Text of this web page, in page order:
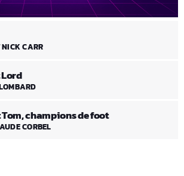
champions de foot
CORBEL
CARR